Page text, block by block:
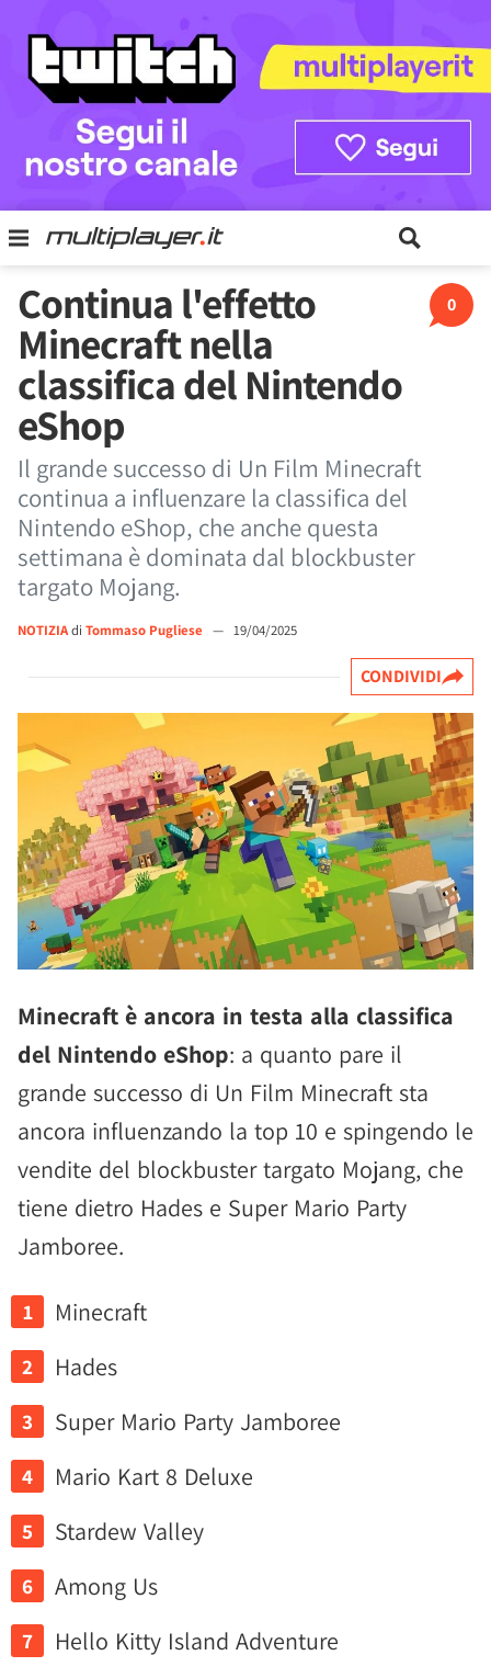
0
Continua l'effetto
Minecraft nella
classifica del Nintendo
eShop
Il grande successo di Un Film Minecraft
continua a influenzare la classifica del
Nintendo eShop, che anche questa
settimana è dominata dal blockbuster
targato Mojang.
NOTIZIAdi Tommaso Pugliese — 19/04/2025
CONDIVIDI
Minecraft è ancora in testa alla classifica
del Nintendo eShop: a quanto pare il
grande successo di Un Film Minecraft sta
ancora influenzando la top 10 e spingendo le
vendite del blockbuster targato Mojang, che
tiene dietro Hades e Super Mario Party
Jamboree.
Minecraft
Hades
Super Mario Party Jamboree
Mario Kart 8 Deluxe
Stardew Valley
Among Us
Hello Kitty Island Adventure